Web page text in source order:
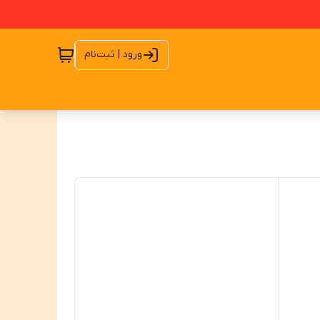
ورود | ثبت‌نام